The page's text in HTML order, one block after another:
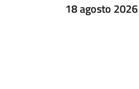
18 agosto 2026